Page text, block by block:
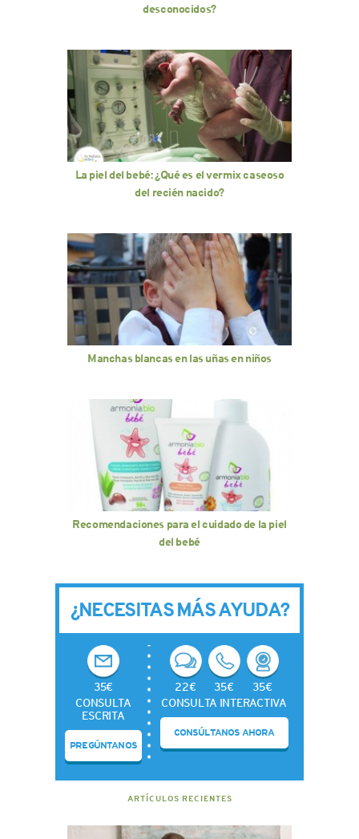
desconocidos?
La piel del bebé: ¿Qué es el vermix caseoso
del recién nacido?
Manchas blancas en las uñas en niños
Recomendaciones para el cuidado de la piel
del bebé
¿NECESITAS MÁS AYUDA?
35€
CONSULTA
ESCRITA
PREGÚNTANOS
22€ 35€
35€
CONSULTA INTERACTIVA
CONSÚLTANOS AHORA
ARTÍCULOS RECIENTES